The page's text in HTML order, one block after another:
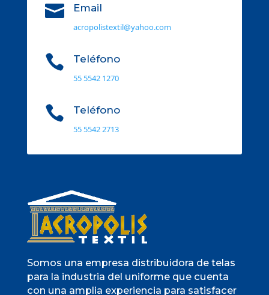
 Email
acropolistextil@yahoo.com
 Teléfono
55 5542 1270
 Teléfono
55 5542 2713
Somos una empresa distribuidora de telas
para la industria del uniforme que cuenta
con una amplia experiencia para satisfacer